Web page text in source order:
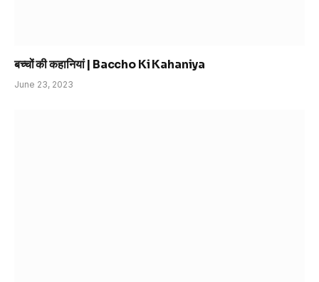
बच्चों की कहानियां | Baccho Ki Kahaniya
June 23, 2023